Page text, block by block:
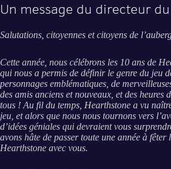
Un message du directeur
Salutations, citoyennes et citoyens de
Cette année, nous célébrons les 10 ans de
qui nous a permis de définir le genre du jeu
personnages emblématiques, de
des amis anciens et nouveaux, et des heures
tous ! Au fil du temps, Hearthstone a vu
jeu, et alors que nous nous tournons vers
d’idées géniales qui devraient vous
avons hâte de passer toute une année à fêter
Hearthstone avec vous.